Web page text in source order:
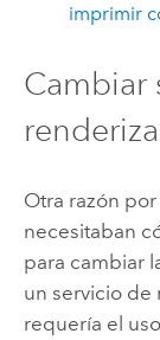
imprimir
Cambiar
Otra razón
necesitaban
para cambiar
un servicio de
requería el